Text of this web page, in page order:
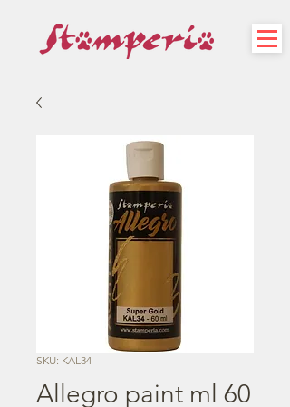
SKU: KAL34
Allegro paint ml 60